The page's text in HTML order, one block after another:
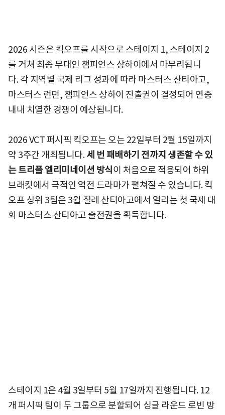
2026 시즌은 킥오프를 시작으로 스테이지 1, 스테이지 2
를 거쳐 최종 무대인 챔피언스 상하이에서 마무리됩니
다. 각 지역별 국제 리그 성과에 따라 마스터스 산티아고,
마스터스 런던, 챔피언스 상하이 진출권이 결정되어 연중
내내 치열한 경쟁이 예상됩니다.
2026 VCT 퍼시픽 킥오프는 오는 22일부터 2월 15일까지
약 3주간 개최됩니다.세 번 패배하기 전까지 생존할 수 있
는 트리플 엘리미네이션 방식 이 처음으로 적용되어 하위
브래킷에서 극적인 역전 드라마가 펼쳐질 수 있습니다. 킥
오프 상위 3팀은 3월 칠레 산티아고에서 열리는 첫 국제 대
회 마스터스 산티아고 출전권을 획득합니다.
스테이지 1은 4월 3일부터 5월 17일까지 진행됩니다. 12
개 퍼시픽 팀이 두 그룹으로 분할되어 싱글 라운드 로빈 방